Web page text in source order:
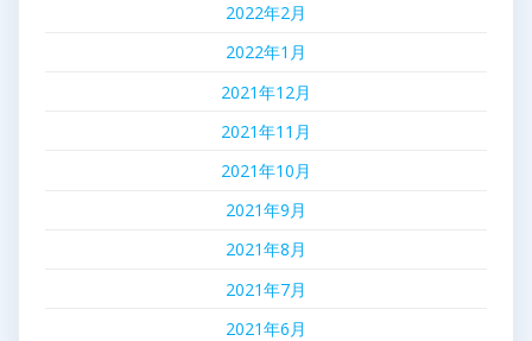
2022年2月
2022年1月
2021年12月
2021年11月
2021年10月
2021年9月
2021年8月
2021年7月
2021年6月